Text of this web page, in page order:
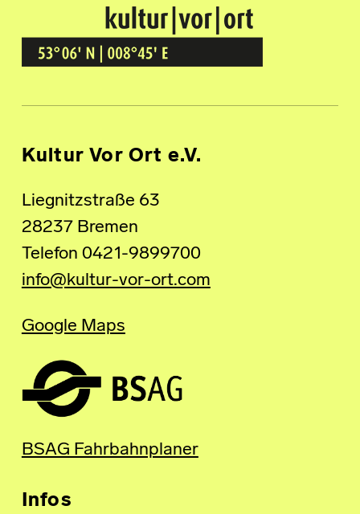
Kultur Vor Ort
BREMEN GRÖPELINGEN
Kultur Vor Ort e.V.
Liegnitzstraße 63
28237 Bremen
Telefon 0421-9899700
info@kultur-vor-ort.com
Google Maps
BSAG Fahrbahnplaner
Infos